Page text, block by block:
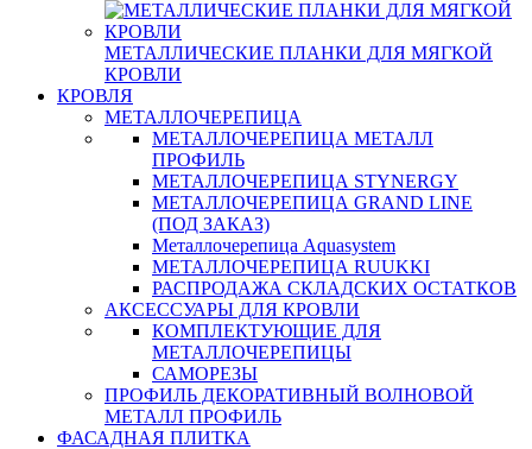
МЕТАЛЛИЧЕСКИЕ ПЛАНКИ ДЛЯ МЯГКОЙ
КРОВЛИ
КРОВЛЯ
МЕТАЛЛОЧЕРЕПИЦА
МЕТАЛЛОЧЕРЕПИЦА МЕТАЛЛ
ПРОФИЛЬ
МЕТАЛЛОЧЕРЕПИЦА STYNERGY
МЕТАЛЛОЧЕРЕПИЦА GRAND LINE
(ПОД ЗАКАЗ)
Металлочерепица Aquasystem
МЕТАЛЛОЧЕРЕПИЦА RUUKKI
РАСПРОДАЖА СКЛАДСКИХ ОСТАТКОВ
АКСЕССУАРЫ ДЛЯ КРОВЛИ
КОМПЛЕКТУЮЩИЕ ДЛЯ
МЕТАЛЛОЧЕРЕПИЦЫ
САМОРЕЗЫ
ПРОФИЛЬ ДЕКОРАТИВНЫЙ ВОЛНОВОЙ
МЕТАЛЛ ПРОФИЛЬ
ФАСАДНАЯ ПЛИТКА